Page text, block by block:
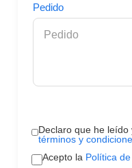
Pedido
Declaro que he
términos y
Acepto la Política